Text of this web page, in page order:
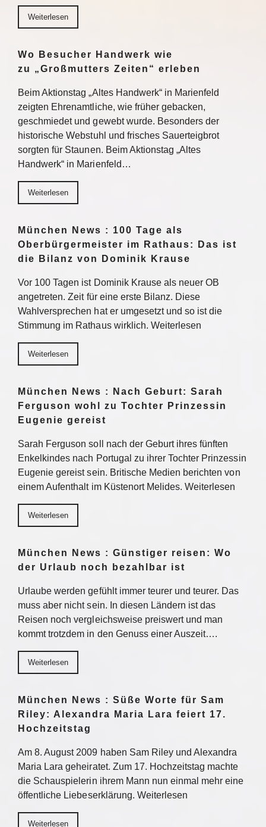
Weiterlesen
Wo Besucher Handwerk wie
zu „Großmutters Zeiten“ erleben
Beim Aktionstag „Altes Handwerk“ in Marienfeld
zeigten Ehrenamtliche, wie früher gebacken,
geschmiedet und gewebt wurde. Besonders der
historische Webstuhl und frisches Sauerteigbrot
sorgten für Staunen. Beim Aktionstag „Altes
Handwerk“ in Marienfeld…
Weiterlesen
München News : 100 Tage als
Oberbürgermeister im Rathaus: Das ist
die Bilanz von Dominik Krause
Vor 100 Tagen ist Dominik Krause als neuer OB
angetreten. Zeit für eine erste Bilanz. Diese
Wahlversprechen hat er umgesetzt und so ist die
Stimmung im Rathaus wirklich. Weiterlesen
Weiterlesen
München News : Nach Geburt: Sarah
Ferguson wohl zu Tochter Prinzessin
Eugenie gereist
Sarah Ferguson soll nach der Geburt ihres fünften
Enkelkindes nach Portugal zu ihrer Tochter Prinzessin
Eugenie gereist sein. Britische Medien berichten von
einem Aufenthalt im Küstenort Melides. Weiterlesen
Weiterlesen
München News : Günstiger reisen: Wo
der Urlaub noch bezahlbar ist
Urlaube werden gefühlt immer teurer und teurer. Das
muss aber nicht sein. In diesen Ländern ist das
Reisen noch vergleichsweise preiswert und man
kommt trotzdem in den Genuss einer Auszeit….
Weiterlesen
München News : Süße Worte für Sam
Riley: Alexandra Maria Lara feiert 17.
Hochzeitstag
Am 8. August 2009 haben Sam Riley und Alexandra
Maria Lara geheiratet. Zum 17. Hochzeitstag machte
die Schauspielerin ihrem Mann nun einmal mehr eine
öffentliche Liebeserklärung. Weiterlesen
Weiterlesen